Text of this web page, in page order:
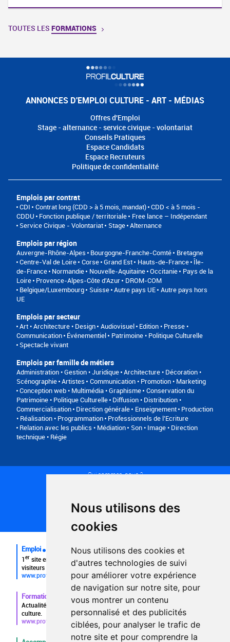
Nous utilisons des
cookies
Nous utilisons des cookies et
d'autres technologies de suivi
pour améliorer votre expérience
de navigation sur notre site, pour
vous montrer un contenu
personnalisé et des publicités
ciblées, pour analyser le trafic de
notre site et pour comprendre la
TOUTES LES FORMATIONS
ANNONCES D'EMPLOI CULTURE - ART - MÉDIAS
Offres d'Emploi
Stage - alternance - service civique - volontariat
Conseils Pratiques
Espace Candidats
Espace Recruteurs
Politique de confidentialité
Emplois par contrat
CDI Contrat long (CDD > à 5 mois, mandat) CDD < à 5 mois -
CDDU
Fonction publique / territoriale
Free lance – Indépendant
Service Civique - Volontariat
Stage Alternance
Emplois par région
Auvergne-Rhône-Alpes Bourgogne-Franche-Comté
Bretagne
Centre-Val de Loire Corse Grand Est Hauts-de-France Île-
de-France Normandie Nouvelle-Aquitaine Occitanie
Pays de la
Loire Provence-Alpes-Côte d'Azur
DROM-COM
Belgique/Luxembourg
Suisse Autre pays UE Autre pays hors
UE
Emplois par secteur
Art • Architecture • Design Audiovisuel Edition • Presse •
Communication Événementiel
Patrimoine • Politique Culturelle
Spectacle vivant
Emplois par famille de métiers
Administration • Gestion • Juridique Architecture • Décoration •
Scénographie Artistes
Communication • Promotion • Marketing
Conception web • Multimédia • Graphisme Conservation du
Patrimoine • Politique Culturelle Diffusion • Distribution •
Commercialisation Direction générale Enseignement Production
• Réalisation • Programmation Professionnels de l’Ecriture
Relation avec les publics • Médiation
Son • Image • Direction
technique • Régie
Qui sommes-nous ?
Plan du site
FAQ recruteurs
FAQ
Emploi
1er site emploi du secteur culturel 784.000 visites et 230.000
visiteurs uniques par mois.
www.profilculture.com
Formation
Actualités, guide et annuaire des formations aux métiers de la
culture.
www.profilculture-formation.com